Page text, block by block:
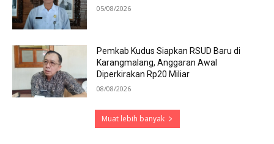
05/08/2026
Pemkab Kudus Siapkan RSUD Baru di
Karangmalang, Anggaran Awal
Diperkirakan Rp20 Miliar
08/08/2026
Muat lebih banyak